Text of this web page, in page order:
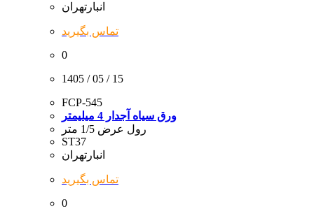
انبارتهران
تماس بگیرید
0
1405 / 05 / 15
FCP-545
ورق سیاه آجدار 4 میلیمتر
رول عرض 1/5 متر
ST37
انبارتهران
تماس بگیرید
0